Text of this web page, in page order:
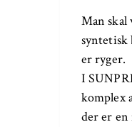
Man skal
syntetisk
er ryger.
I
komplex
der er